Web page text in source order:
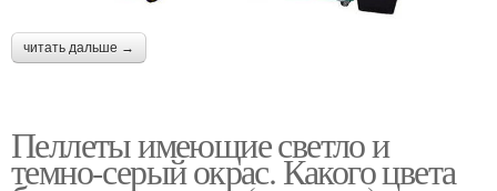
читать дальше →
Пеллеты имеющие светло и
темно-серый окрас. Какого цвета